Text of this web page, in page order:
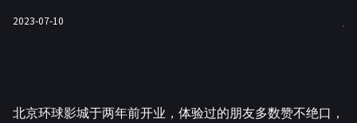
2023-07-10
北京环球影城于两年前开业，体验过的朋友多数赞不绝口，